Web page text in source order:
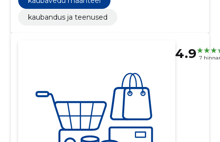
kaubandus ja teenused
4.9 7